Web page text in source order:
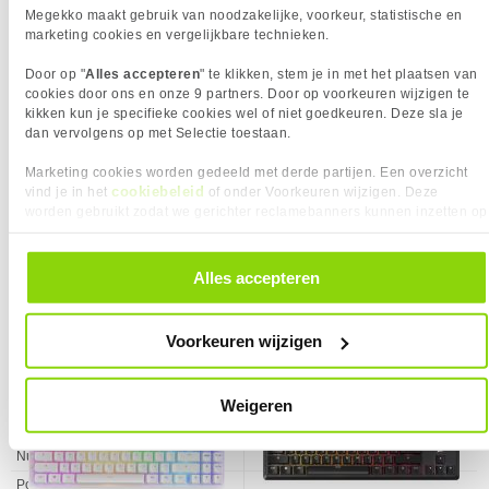
Megekko maakt gebruik van noodzakelijke, voorkeur, statistische en
marketing cookies en vergelijkbare technieken.
Door op "Alles accepteren" te klikken, stem je in met het plaatsen van
cookies door ons en onze 9 partners. Door op voorkeuren wijzigen te
kikken kun je specifieke cookies wel of niet goedkeuren. Deze sla je
dan vervolgens op met Selectie toestaan.
Marketing cookies worden gedeeld met derde partijen. Een overzicht
vind je in het cookiebeleid of onder Voorkeuren wijzigen. Deze
alle cookies. Je kunt je gegeven toestemming altijd intrekken, dit doe je
door in de footer van onze website te klikken op ‘Cookievoorkeuren’
Alles accepteren
Voorkeuren wijzigen
Weigeren
Kies je variant
❮
Draadloze verbinding ✖︎
TABLET
Aantal hot keys 11
TOETSENBORD
Eigenschap Waarde
Aanpasbare keyboard hoogte
✓︎
Aanwijsapparaat
✖︎
Afstand tussen toetsen
✓︎
Mechanische techniek
Kailh Box V2 Brown
Acrylonitrielbutadieenstyreen (ABS)
Levensduur
80 miljoen tekens
Media toetsen
✓︎
Numpad
✖︎
Polssteun
✖︎
Toetsenbord
Corsair K70 Core TKL Zwart Cherry
MLX Red V2 Toetsenbord